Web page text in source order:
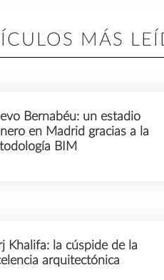
MÁS
Bernabéu: un estadio
en Madrid gracias a la
BIM
Khalifa: la cúspide de la
arquitectónica